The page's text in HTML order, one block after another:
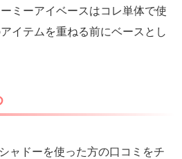
ミーアイベースはコレ単体で使
イテムを重ねる前にベースとし
ャドーを使った方の口コミをチ